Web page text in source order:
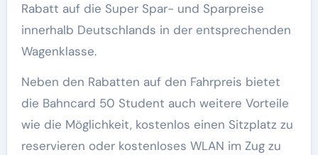
Rabatt auf die Super Spar- und Sparpreise
innerhalb Deutschlands in der entsprechenden
Wagenklasse.
Neben den Rabatten auf den Fahrpreis bietet
die Bahncard 50 Student auch weitere Vorteile
wie die Möglichkeit, kostenlos einen Sitzplatz zu
reservieren oder kostenloses WLAN im Zug zu